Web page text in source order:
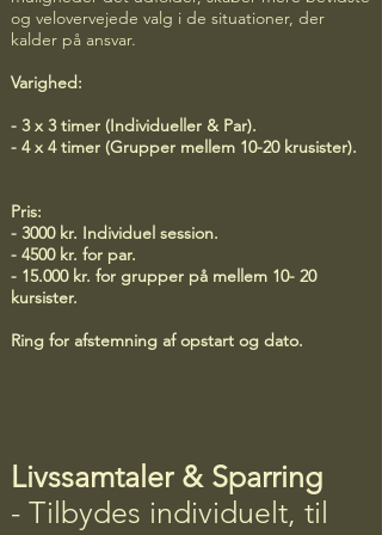
Jeg hjælper med at guide dig ind i
tilstande, hvor naturen inviterer os ind i
en tilstand af bevidst nærvær og
En vigtig stund der gavner enhver, og
beroliger bl.a.
nervesystemet. Processerne bygger på
vigtige videnskabelig anerkendte
teknikker, du klogt kan benytte i både
- 400 kr. pr. gang for en deltager
- 800 kr. for grupper på max 10
deltagere.
og velovervejede valg i de situationer, der
kalder på ansvar.
Varighed:
- 3 x 3 timer (Individueller & Par).
- 4 x 4 timer (Grupper mellem 10-20 krusister).
Pris:
- 3000 kr. Individuel session.
- 4500 kr. for par.
- 15.000 kr. for grupper på mellem 10- 20
kursister.
Ring for afstemning af opstart og dato.
Livssamtaler & Sparring
- Tilbydes individuelt, til